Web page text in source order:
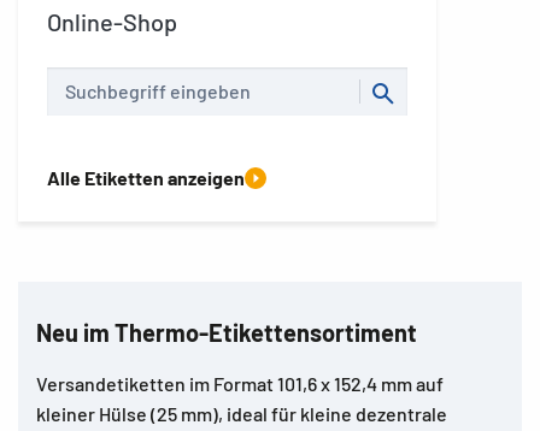
Online-Shop
Alle Etiketten anzeigen
Neu im Thermo-Etikettensortiment
Versandetiketten im Format 101,6 x 152,4 mm auf
kleiner Hülse (25 mm), ideal für kleine dezentrale